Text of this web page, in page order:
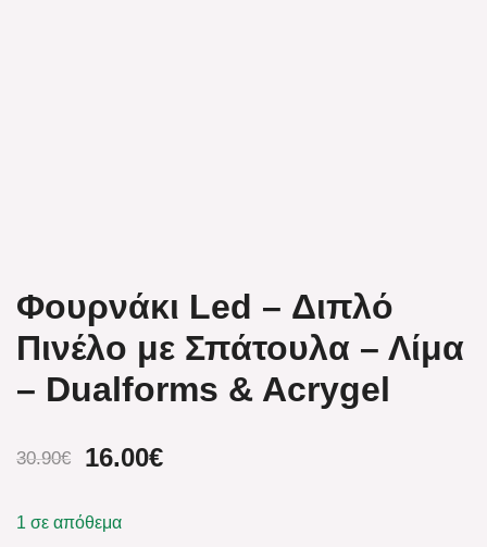
Φουρνάκι Led – Διπλό
Πινέλο με Σπάτουλα – Λίμα
– Dualforms & Acrygel
30.90€ 16.00€
1 σε απόθεμα